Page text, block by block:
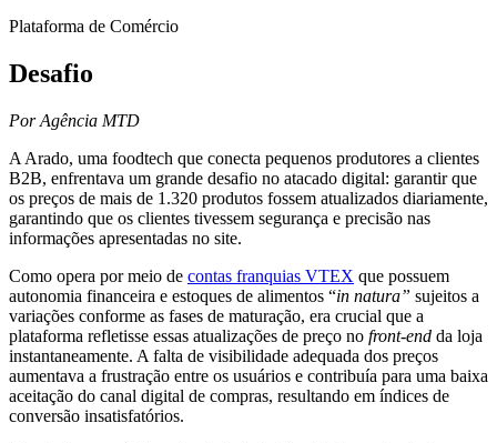
Plataforma de Comércio
Desafio
Por Agência MTD
A Arado, uma foodtech que conecta pequenos produtores a clientes
B2B, enfrentava um grande desafio no atacado digital: garantir que
os preços de mais de 1.320 produtos fossem atualizados diariamente,
garantindo que os clientes tivessem segurança e precisão nas
informações apresentadas no site.
Como opera por meio de contas franquias VTEX que possuem
autonomia financeira e estoques de alimentos “in natura” sujeitos a
variações conforme as fases de maturação, era crucial que a
plataforma refletisse essas atualizações de preço no front-end da loja
instantaneamente. A falta de visibilidade adequada dos preços
aumentava a frustração entre os usuários e contribuía para uma baixa
aceitação do canal digital de compras, resultando em índices de
conversão insatisfatórios.